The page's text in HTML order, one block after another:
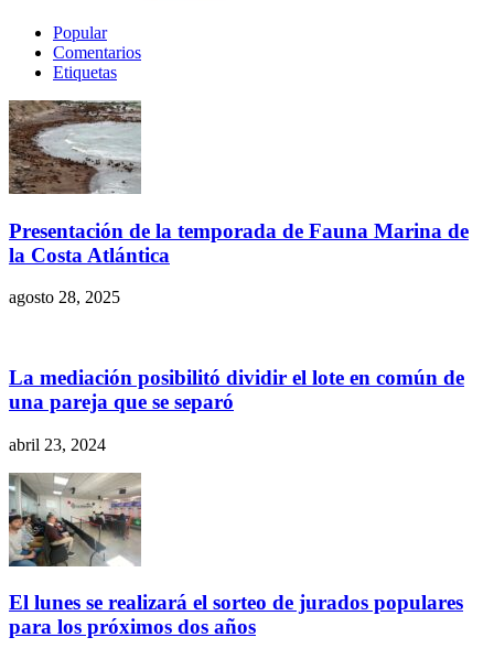
Popular
Comentarios
Etiquetas
Presentación de la temporada de Fauna Marina de
la Costa Atlántica
agosto 28, 2025
La mediación posibilitó dividir el lote en común de
una pareja que se separó
abril 23, 2024
El lunes se realizará el sorteo de jurados populares
para los próximos dos años